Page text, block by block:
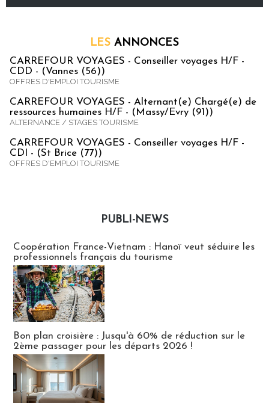
LES ANNONCES
CARREFOUR VOYAGES - Conseiller voyages H/F -
CDD - (Vannes (56))
OFFRES D'EMPLOI TOURISME
CARREFOUR VOYAGES - Alternant(e) Chargé(e) de
ressources humaines H/F - (Massy/Evry (91))
ALTERNANCE / STAGES TOURISME
CARREFOUR VOYAGES - Conseiller voyages H/F -
CDI - (St Brice (77))
OFFRES D'EMPLOI TOURISME
PUBLI-NEWS
Coopération France-Vietnam : Hanoï veut séduire les
professionnels français du tourisme
Bon plan croisière : Jusqu'à 60% de réduction sur le
2ème passager pour les départs 2026 !